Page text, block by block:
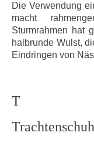
Die Verwendung
macht
Sturmrahmen hat
halbrunde Wulst,
Eindringen von
T
Trachtenschuh